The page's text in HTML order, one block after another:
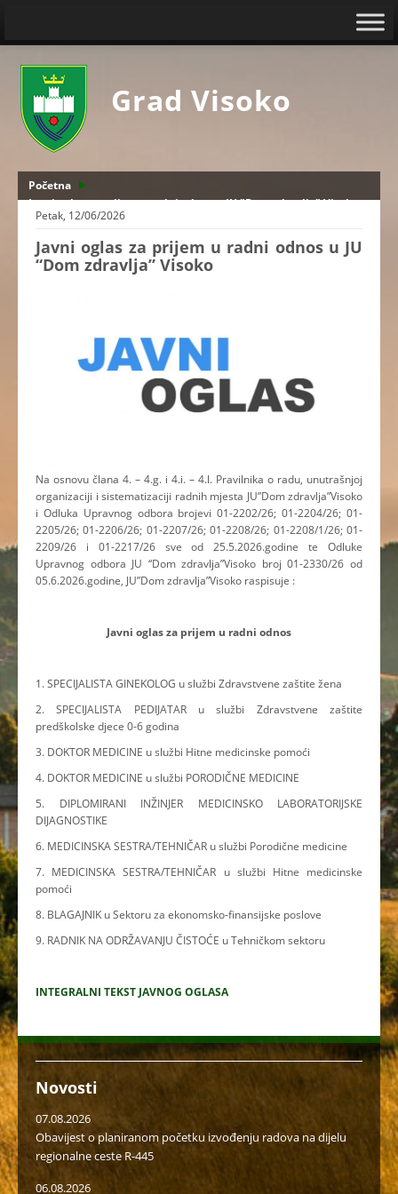
Grad Visoko
Početna
Javni oglas za prijem u radni odnos u JU "Dom zdravlja" Visoko
Petak, 12/06/2026
Javni oglas za prijem u radni odnos u JU
“Dom zdravlja” Visoko
Na osnovu člana 4. – 4.g. i 4.i. – 4.l. Pravilnika o radu, unutrašnjoj
organizaciji i sistematizaciji radnih mjesta JU”Dom zdravlja”Visoko
i Odluka Upravnog odbora brojevi 01-2202/26; 01-2204/26; 01-
2205/26; 01-2206/26; 01-2207/26; 01-2208/26; 01-2208/1/26; 01-
2209/26 i 01-2217/26 sve od 25.5.2026.godine te Odluke
Upravnog odbora JU “Dom zdravlja”Visoko broj 01-2330/26 od
05.6.2026.godine, JU”Dom zdravlja”Visoko raspisuje :
Javni oglas za prijem u radni odnos
1. SPECIJALISTA GINEKOLOG u službi Zdravstvene zaštite žena
2. SPECIJALISTA PEDIJATAR u službi Zdravstvene zaštite
predškolske djece 0-6 godina
3. DOKTOR MEDICINE u službi Hitne medicinske pomoći
4. DOKTOR MEDICINE u službi PORODIČNE MEDICINE
5. DIPLOMIRANI INŽINJER MEDICINSKO LABORATORIJSKE
DIJAGNOSTIKE
6. MEDICINSKA SESTRA/TEHNIČAR u službi Porodične medicine
7. MEDICINSKA SESTRA/TEHNIČAR u službi Hitne medicinske
pomoći
8. BLAGAJNIK u Sektoru za ekonomsko-finansijske poslove
9. RADNIK NA ODRŽAVANJU ČISTOĆE u Tehničkom sektoru
INTEGRALNI TEKST JAVNOG OGLASA
Novosti
07.08.2026
Obavijest o planiranom početku izvođenju radova na dijelu
regionalne ceste R-445
06.08.2026